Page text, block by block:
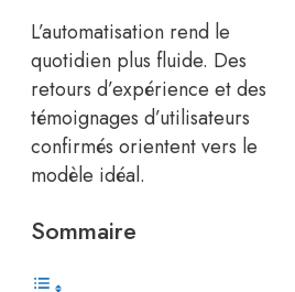
L’automatisation rend le
quotidien plus fluide. Des
retours d’expérience et des
témoignages d’utilisateurs
confirmés orientent vers le
modèle idéal.
Sommaire